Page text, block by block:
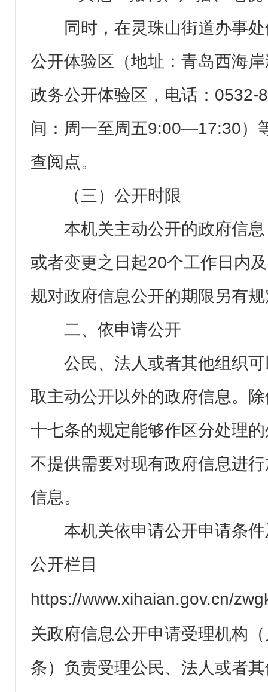
同时，在灵珠山街道办事
公开体验区（地址：青岛西海
政务公开体验区，电话：0532-
间：周一至周五9:00—17:30）
查阅点。
（三）公开时限
本机关主动公开的政府信
或者变更之日起20个工作日内
规对政府信息公开的期限另有
二、依申请公开
公民、法人或者其他组织
取主动公开以外的政府信息。
十七条的规定能够作区分处理
不提供需要对现有政府信息进
信息。
本机关依申请公开申请条
公开栏目
https://www.xihaian.gov.cn/
关政府信息公开申请受理机构
条）负责受理公民、法人或者